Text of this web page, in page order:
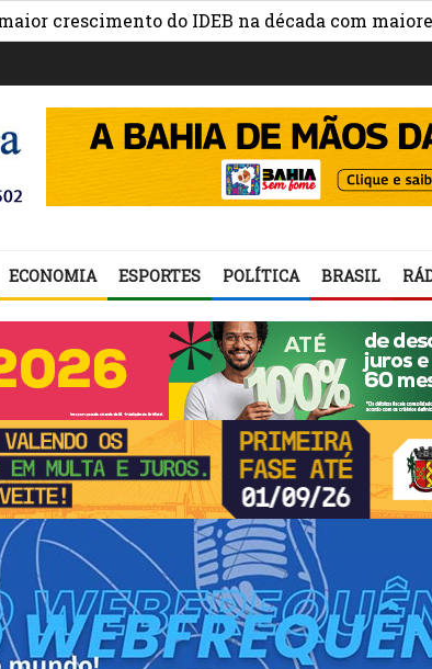
do IDEB na década com maiores
ECONOMIA ESPORTES POLÍTICA BRASIL